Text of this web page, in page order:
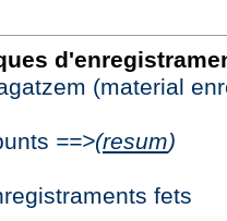
(material
==>(resum)
fets